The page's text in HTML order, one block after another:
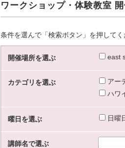
ワークショップ・体験教室
条件を選んで「検索ボタン」を押して
開催場所を選ぶ east
カテゴリを選ぶ アー
ハワ
曜日を選ぶ 日曜
講師名で選ぶ